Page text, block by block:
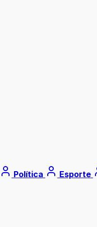
Política Esporte